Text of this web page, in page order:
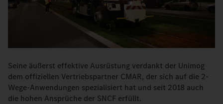
Seine äußerst effektive Ausrüstung verdankt der Unimog
dem offiziellen Vertriebspartner CMAR, der sich auf die 2-
Wege-Anwendungen spezialisiert hat und seit 2018 auch
die hohen Ansprüche der SNCF erfüllt.